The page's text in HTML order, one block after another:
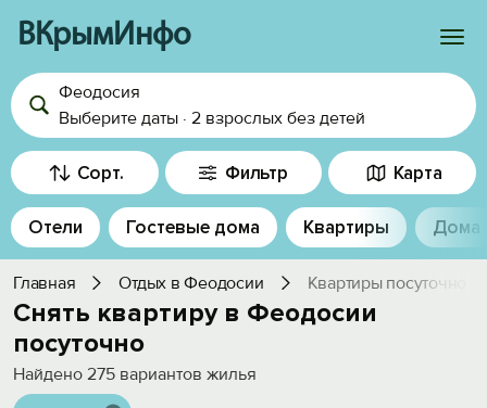
ВКрымИнфо
Войти
Избранное
История просмотра
Добавить свой объект
Феодосия
Выберите даты · 2 взрослых без детей
Сорт. Фильтр Карта
Отели Гостевые дома Квартиры Дома
Главная Отдых в Феодосии Квартиры посуточно
Снять квартиру в Феодосии
посуточно
Найдено 275 вариантов жилья